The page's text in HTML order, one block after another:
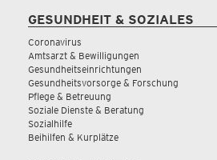
GESUNDHEIT & SOZIALES
Coronavirus
Amtsarzt & Bewilligungen
Gesundheitseinrichtungen
Gesundheitsvorsorge & Forschung
Pflege & Betreuung
Soziale Dienste & Beratung
Sozialhilfe
Beihilfen & Kurplätze